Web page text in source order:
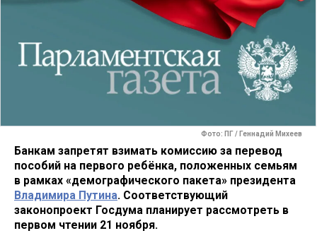
Фото: ПГ / Геннадий Михеев
Банкам запретят взимать комиссию за перевод
пособий на первого ребёнка, положенных семьям
в рамках «демографического пакета» президента
Владимира Путина. Соответствующий
законопроект Госдума планирует рассмотреть в
первом чтении 21 ноября.